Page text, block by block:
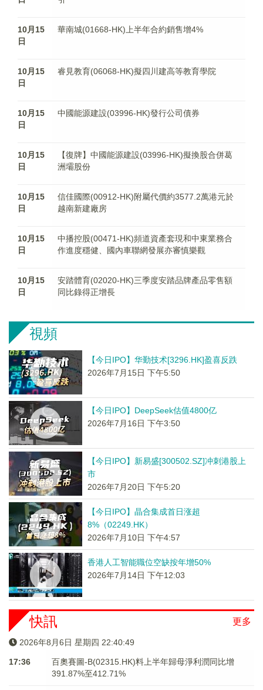
10月15
日
華南城(01668-HK)上半年合約銷售增4%
10月15
日
睿見教育(06068-HK)擬四川建高等教育學院
10月15
日
中國能源建設(03996-HK)發行公司債券
10月15
日
【復牌】中國能源建設(03996-HK)擬換股合併葛
洲壩股份
10月15
日
信佳國際(00912-HK)附屬代價約3577.2萬港元於
越南新建廠房
10月15
日
中播控股(00471-HK)頻道資產套現和中東業務合
作進度穩健、國內車聯網發展亦審慎樂觀
10月15
日
安踏體育(02020-HK)三季度安踏品牌產品零售額
同比錄得正增長
視頻
【今日IPO】华勤技术[3296.HK]盈喜反跌
2026年7月15日 下午5:50
【今日IPO】DeepSeek估值4800亿
2026年7月16日 下午3:50
【今日IPO】新易盛[300502.SZ]冲刺港股上
市
2026年7月20日 下午5:20
【今日IPO】晶合集成首日涨超
8%（02249.HK）
2026年7月10日 下午4:57
香港人工智能職位空缺按年增50%
2026年7月14日 下午12:03
更多
快訊
2026年8月6日 星期四 22:40:49
17:36
百奧賽圖-B(02315.HK)料上半年歸母淨利潤同比增
391.87%至412.71%